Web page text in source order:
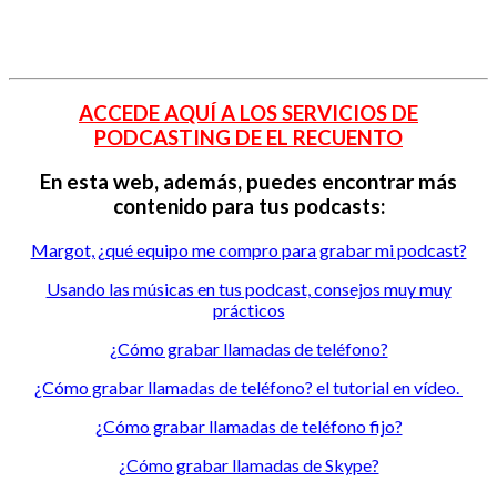
ACCEDE AQUÍ A LOS SERVICIOS DE
PODCASTING DE EL RECUENTO
En esta web, además, puedes encontrar más
contenido para tus podcasts:
Margot, ¿qué equipo me compro para grabar mi podcast?
Usando las músicas en tus podcast, consejos muy muy
prácticos
¿Cómo grabar llamadas de teléfono?
¿Cómo grabar llamadas de teléfono? el tutorial en vídeo.
¿Cómo grabar llamadas de teléfono fijo?
¿Cómo grabar llamadas de Skype?